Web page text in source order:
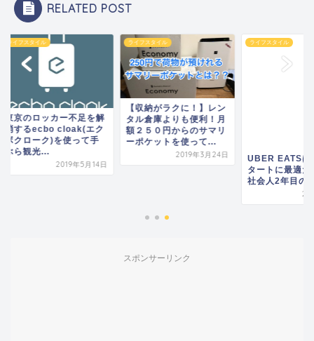
RELATED POST
スタイル
のロッカー不足を解
るecbo cloak(エク
ローク)を使って手
観光...
2019年5月14日
ライフスタイル
【収納がラクに！】レン
タル倉庫よりも便利！月
額２５０円からのサマリ
ーポケットを使って...
2019年3月24日
ライフスタイル
UBER EATSは副業
タートに最適だと思
社会人2年目の救世
2019年
スポンサーリンク